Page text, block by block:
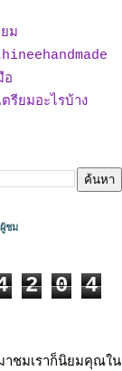
ม
อ
ตรียมอะไรบ้าง
ชม
2 0 4
าชมเราก็นิยมคุณใน